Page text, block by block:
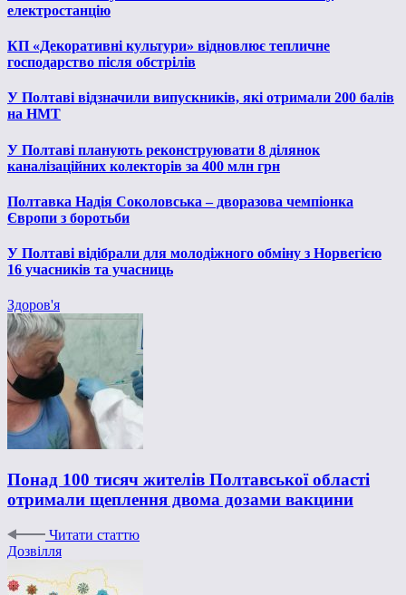
електростанцію
КП «Декоративні культури» відновлює тепличне
господарство після обстрілів
У Полтаві відзначили випускників, які отримали 200 балів
на НМТ
У Полтаві планують реконструювати 8 ділянок
каналізаційних колекторів за 400 млн грн
Полтавка Надія Соколовська – дворазова чемпіонка
Європи з боротьби
У Полтаві відібрали для молодіжного обміну з Норвегією
16 учасників та учасниць
Здоров'я
Понад 100 тисяч жителів Полтавської області
отримали щеплення двома дозами вакцини
Читати статтю
Дозвілля